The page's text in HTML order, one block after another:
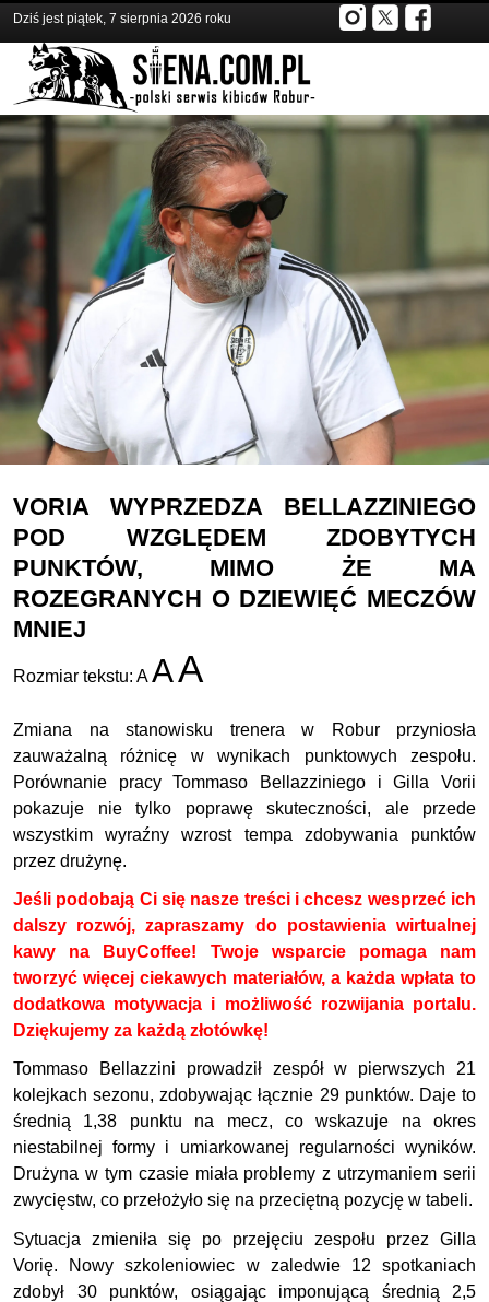
Dziś jest piątek, 7 sierpnia 2026 roku
VORIA WYPRZEDZA BELLAZZINIEGO
POD WZGLĘDEM ZDOBYTYCH
PUNKTÓW, MIMO ŻE MA
ROZEGRANYCH O DZIEWIĘĆ MECZÓW
MNIEJ
Rozmiar tekstu: A AA
Zmiana na stanowisku trenera w Robur przyniosła
zauważalną różnicę w wynikach punktowych zespołu.
Porównanie pracy Tommaso Bellazziniego i Gilla Vorii
pokazuje nie tylko poprawę skuteczności, ale przede
wszystkim wyraźny wzrost tempa zdobywania punktów
przez drużynę.
Jeśli podobają Ci się nasze treści i chcesz wesprzeć ich
dalszy rozwój, zapraszamy do postawienia wirtualnej
kawy na BuyCoffee! Twoje wsparcie pomaga nam
tworzyć więcej ciekawych materiałów, a każda wpłata to
dodatkowa motywacja i możliwość rozwijania portalu.
Dziękujemy za każdą złotówkę!
Tommaso Bellazzini prowadził zespół w pierwszych 21
kolejkach sezonu, zdobywając łącznie 29 punktów. Daje to
średnią 1,38 punktu na mecz, co wskazuje na okres
niestabilnej formy i umiarkowanej regularności wyników.
Drużyna w tym czasie miała problemy z utrzymaniem serii
zwycięstw, co przełożyło się na przeciętną pozycję w tabeli.
Sytuacja zmieniła się po przejęciu zespołu przez Gilla
Vorię. Nowy szkoleniowiec w zaledwie 12 spotkaniach
zdobył 30 punktów, osiągając imponującą średnią 2,5